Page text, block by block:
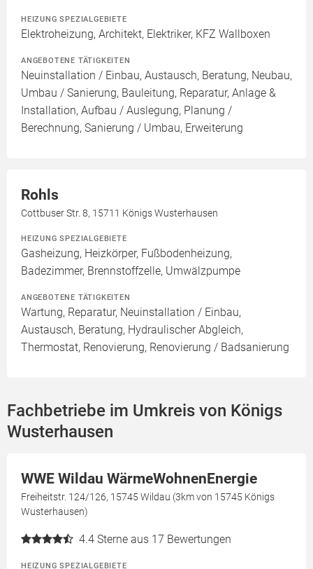
HEIZUNG SPEZIALGEBIETE
Elektroheizung, Architekt, Elektriker, KFZ Wallboxen
ANGEBOTENE TÄTIGKEITEN
Neuinstallation / Einbau, Austausch, Beratung, Neubau,
Umbau / Sanierung, Bauleitung, Reparatur, Anlage &
Installation, Aufbau / Auslegung, Planung /
Berechnung, Sanierung / Umbau, Erweiterung
Rohls
Cottbuser Str. 8, 15711 Königs Wusterhausen
HEIZUNG SPEZIALGEBIETE
Gasheizung, Heizkörper, Fußbodenheizung,
Badezimmer, Brennstoffzelle, Umwälzpumpe
ANGEBOTENE TÄTIGKEITEN
Wartung, Reparatur, Neuinstallation / Einbau,
Austausch, Beratung, Hydraulischer Abgleich,
Thermostat, Renovierung, Renovierung / Badsanierung
Fachbetriebe im Umkreis von Königs
Wusterhausen
WWE Wildau WärmeWohnenEnergie
Freiheitstr. 124/126, 15745 Wildau (3km von 15745 Königs
Wusterhausen)
4.4 Sterne aus 17 Bewertungen
HEIZUNG SPEZIALGEBIETE